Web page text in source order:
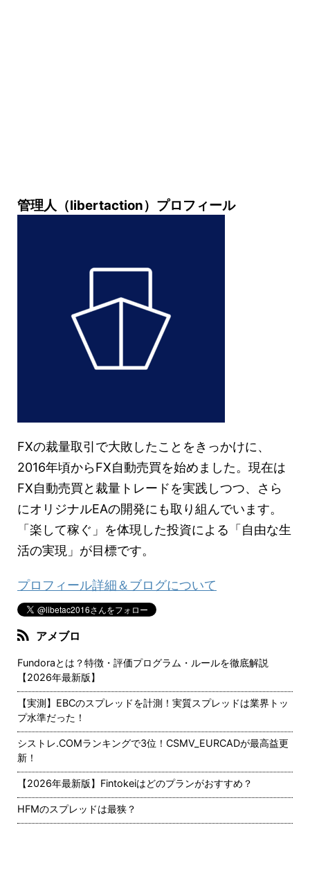
管理人（libertaction）プロフィール
FXの裁量取引で大敗したことをきっかけに、
2016年頃からFX自動売買を始めました。現在は
FX自動売買と裁量トレードを実践しつつ、さら
にオリジナルEAの開発にも取り組んでいます。
「楽して稼ぐ」を体現した投資による「自由な生
活の実現」が目標です。
プロフィール詳細＆ブログについて
アメブロ
Fundoraとは？特徴・評価プログラム・ルールを徹底解説
【2026年最新版】
【実測】EBCのスプレッドを計測！実質スプレッドは業界トッ
プ水準だった！
シストレ.COMランキングで3位！CSMV_EURCADが最高益更
新！
【2026年最新版】Fintokeiはどのプランがおすすめ？
HFMのスプレッドは最狭？